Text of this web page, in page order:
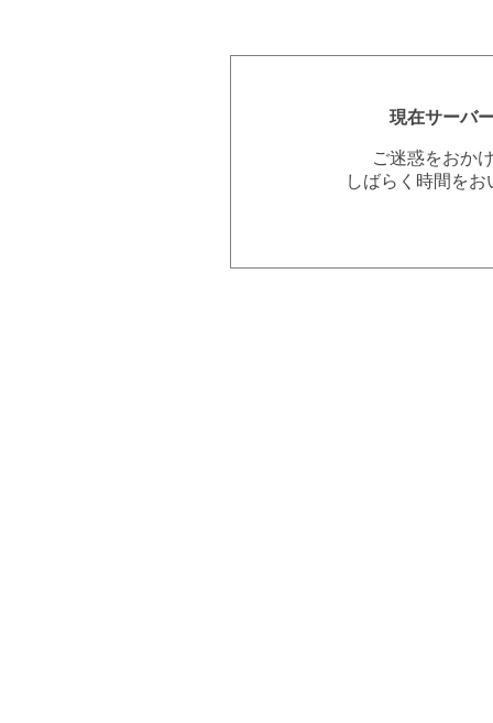
現在サーバ
ご迷惑をおか
しばらく時間を